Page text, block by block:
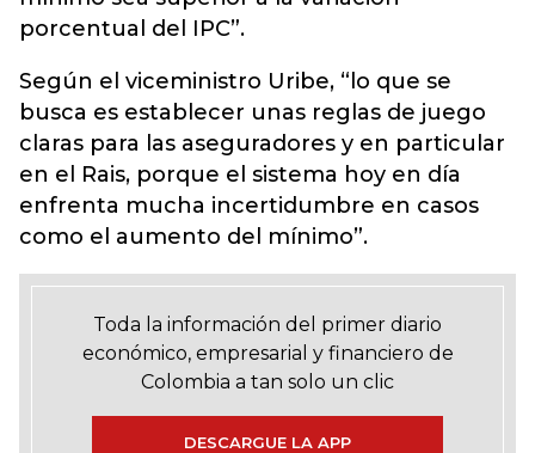
porcentual del IPC”.
Según el viceministro Uribe, “lo que se
busca es establecer unas reglas de juego
claras para las aseguradores y en particular
en el Rais, porque el sistema hoy en día
enfrenta mucha incertidumbre en casos
como el aumento del mínimo”.
Toda la información del primer diario
económico, empresarial y financiero de
Colombia a tan solo un clic
DESCARGUE LA APP